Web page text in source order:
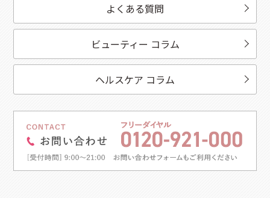
よくある質問
ビューティー コラム
ヘルスケア コラム